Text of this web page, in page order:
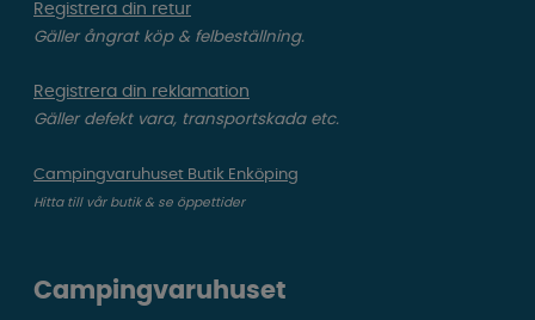
Registrera din retur
Gäller ångrat köp & felbeställning.
Registrera din reklamation
Gäller defekt vara, transportskada etc.
Campingvaruhuset Butik Enköping
Hitta till vår butik & se öppettider
Campingvaruhuset